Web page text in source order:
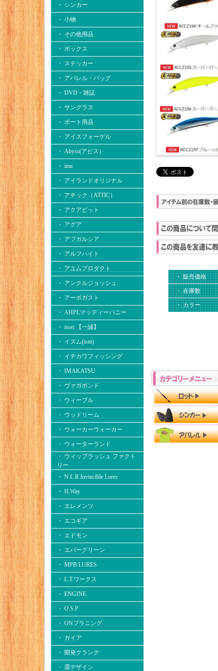
・ シンカー
・ 小物
・ その他用品
・ ボックス
・ ステッカー
・ アパレル・バッグ
・ DVD・雑誌
・ サングラス
・ ボート用品
・ アイスフォーゲル
・ Abyss(アビス）
・ ima
・ アイランドオリジナル
・ アチック（ATTIC）
・ アクアビット
・ アグア
・ アブガルシア
・ アルフハイト
・ アユムプロダクト
・ アンクルジョッシュ
・ アーボガスト
・ AHPLマッディーバニー
・ issei 【一誠】
・ イズム(ism)
・ イチカワフィッシング
・ IMAKATSU
・ ヴァガボンド
・ ウィーブル
・ ウッドリーム
・ ウォーカーウォーカー
・ ウォーターランド
・ ウィップラッシュ ファクト
リー
・ N.L.R Invincible Lures
・ H.Way
・ エレメンツ
・ エコギア
・ エドモン
・ エバーグリーン
・ MPB LURES
・ L.T.ワークス
・ ENGINE
・ O.S.P
・ ONプラニング
・ ガイア
・ 開発クランク
・ 霞デザイン
・ 販売価格
・ 在庫数
・ カラー